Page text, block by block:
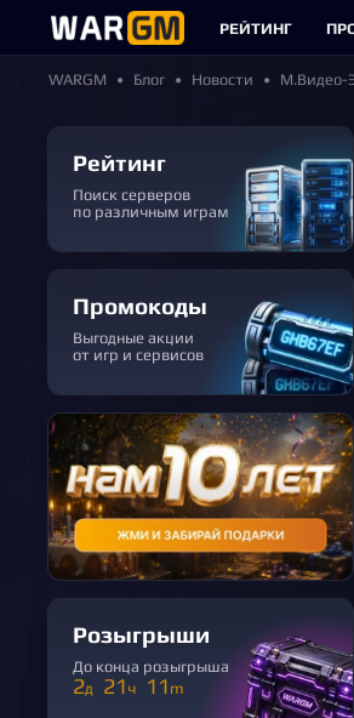
РЕЙТИНГ
WARGM Блог Новости М.Видео-
Рейтинг
Поиск серверов
по различным играм
Промокоды
Выгодные акции
от игр и сервисов
Розыгрыши
До конца розыгрыша
2д 21 ч 11 m